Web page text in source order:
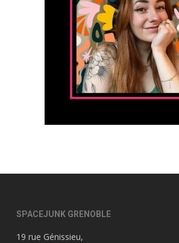
SPACEJUNK GRENOBLE
19 rue Génissieu,